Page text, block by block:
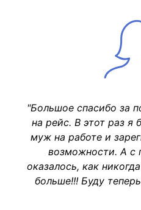
"Большое спасибо за
на рейс. В этот раз я
муж на работе и
возможности. А с
оказалось, как
больше!!! Буду